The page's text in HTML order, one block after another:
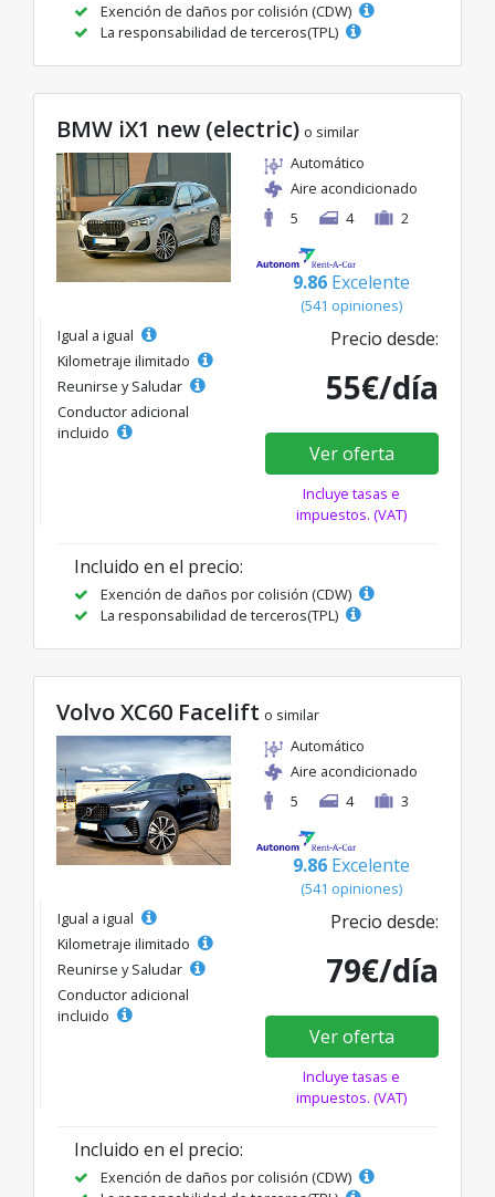
Exención de daños por colisión (CDW)
La responsabilidad de terceros(TPL)
BMW iX1 new (electric) o similar
Automático
Aire acondicionado
5
4 2
9.86 Excelente
(541 opiniones)
Igual a igual
Kilometraje ilimitado
Reunirse y Saludar
Conductor adicional
incluido
Precio desde:
55€/día
Ver oferta
Incluye tasas e
impuestos. (VAT)
Incluido en el precio:
Exención de daños por colisión (CDW)
La responsabilidad de terceros(TPL)
Volvo XC60 Facelift o similar
Automático
Aire acondicionado
5
4 3
9.86 Excelente
(541 opiniones)
Igual a igual
Kilometraje ilimitado
Reunirse y Saludar
Conductor adicional
incluido
Precio desde:
79€/día
Ver oferta
Incluye tasas e
impuestos. (VAT)
Incluido en el precio:
Exención de daños por colisión (CDW)